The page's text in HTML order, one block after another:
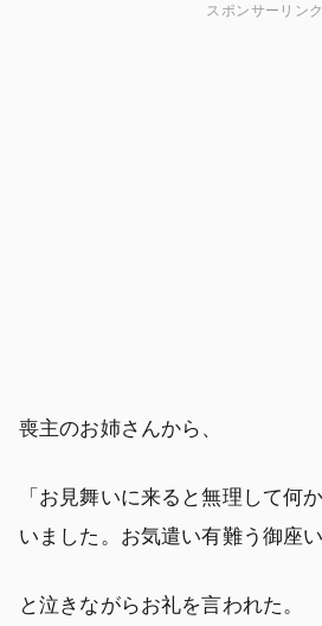
スポンサーリンク
喪主のお姉さんから、
「お見舞いに来ると無理して何
いました。お気遣い有難う御座い
と泣きながらお礼を言われた。